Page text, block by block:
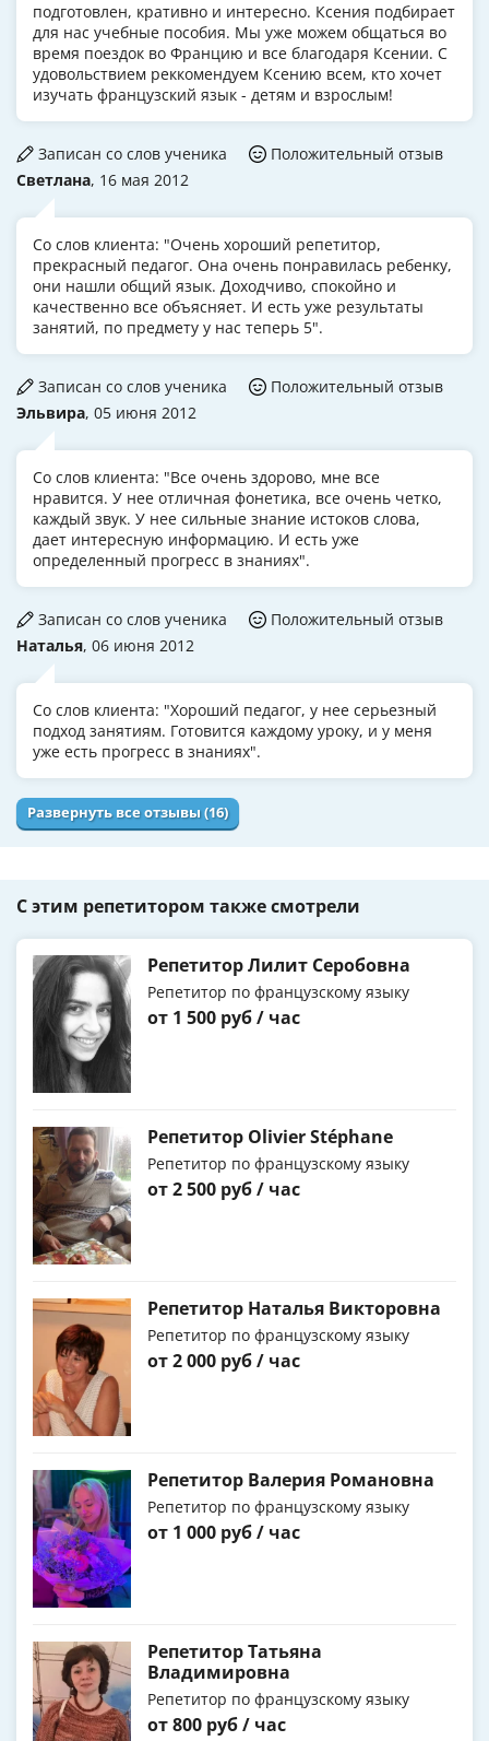
подготовлен, кративно и интересно. Ксения подбирает
для нас учебные пособия. Мы уже можем общаться во
время поездок во Францию и все благодаря Ксении. С
удовольствием реккомендуем Ксению всем, кто хочет
изучать французский язык - детям и взрослым!
Светлана, 16 мая 2012
Записан со слов ученика Положительный отзыв
Со слов клиента: "Очень хороший репетитор,
прекрасный педагог. Она очень понравилась ребенку,
они нашли общий язык. Доходчиво, спокойно и
качественно все объясняет. И есть уже результаты
занятий, по предмету у нас теперь 5".
Эльвира, 05 июня 2012
Записан со слов ученика Положительный отзыв
Со слов клиента: "Все очень здорово, мне все
нравится. У нее отличная фонетика, все очень четко,
каждый звук. У нее сильные знание истоков слова,
дает интересную информацию. И есть уже
определенный прогресс в знаниях".
Наталья, 06 июня 2012
Записан со слов ученика Положительный отзыв
Со слов клиента: "Хороший педагог, у нее серьезный
подход занятиям. Готовится каждому уроку, и у меня
уже есть прогресс в знаниях".
Развернуть все отзывы (16)
С этим репетитором также смотрели
Репетитор Лилит Серобовна
Репетитор по французскому языку
от 1 500 руб / час
Репетитор Olivier Stéphane
Репетитор по французскому языку
от 2 500 руб / час
Репетитор Наталья Викторовна
Репетитор по французскому языку
от 2 000 руб / час
Репетитор Валерия Романовна
Репетитор по французскому языку
от 1 000 руб / час
Репетитор Татьяна
Владимировна
Репетитор по французскому языку
от 800 руб / час